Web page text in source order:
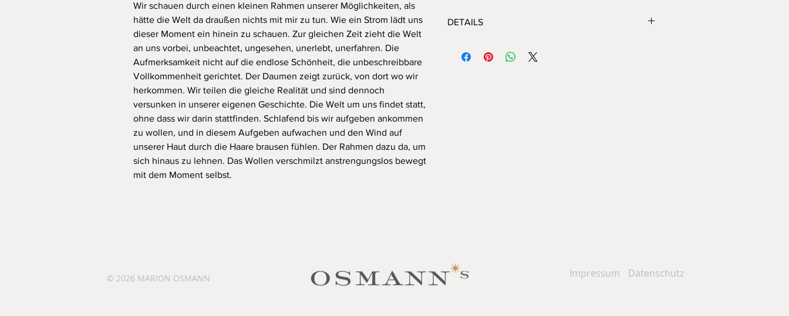
Wir schauen durch einen kleinen Rahmen unserer Möglichkeiten, als
hätte die Welt da draußen nichts mit mir zu tun. Wie ein Strom lädt uns
dieser Moment ein hinein zu schauen. Zur gleichen Zeit zieht die Welt
an uns vorbei, unbeachtet, ungesehen, unerlebt, unerfahren. Die
Aufmerksamkeit nicht auf die endlose Schönheit, die unbeschreibbare
Vollkommenheit gerichtet. Der Daumen zeigt zurück, von dort wo wir
herkommen. Wir teilen die gleiche Realität und sind dennoch
versunken in unserer eigenen Geschichte. Die Welt um uns findet statt,
ohne dass wir darin stattfinden. Schlafend bis wir aufgeben ankommen
zu wollen, und in diesem Aufgeben aufwachen und den Wind auf
unserer Haut durch die Haare brausen fühlen. Der Rahmen dazu da, um
sich hinaus zu lehnen. Das Wollen verschmilzt anstrengungslos bewegt
mit dem Moment selbst.
DETAILS
© 2026 MARION OSMANN Impressum Datenschutz